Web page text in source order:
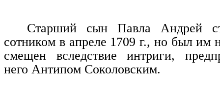
Старший сын Павла Андрей
сотником в апреле 1709 г., но был им
смещен вследствие интриги,
него Антипом Соколовским.